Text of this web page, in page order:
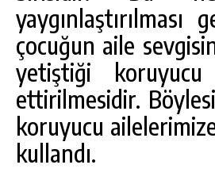
çocuğun aile
yetiştiği
ettirilmesidir.
koruyucu
kullandı.